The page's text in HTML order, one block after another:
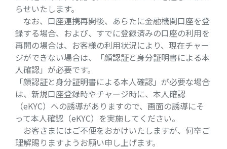
らせいたします。
なお、口座連携再開後、あらたに金融機関口座を登
録する場合、および、すでに登録済みの口座の利用を
再開の場合は、お客様の利用状況により、現在チャー
ジができない場合は、「顔認証と身分証明書による本
人確認」が必要です。
「顔認証と身分証明書による本人確認」が必要な場合
は、新規口座登録時やチャージ時に、本人確認
（eKYC）への誘導がありますので、画面の誘導にそ
って本人確認（eKYC）を実施してください。
お客さまにはご不便をおかけいたしますが、何卒ご
理解賜りますようお願い申し上げます。